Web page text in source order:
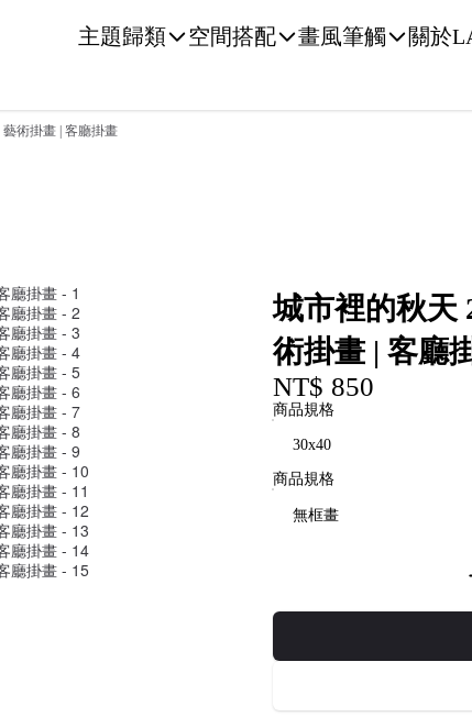
主題歸類 空間搭配 畫風筆觸 關於
術掛畫 | 客廳掛畫
城市裡的秋天
術掛畫 | 客廳
NT$ 850
商品規格
商品規格